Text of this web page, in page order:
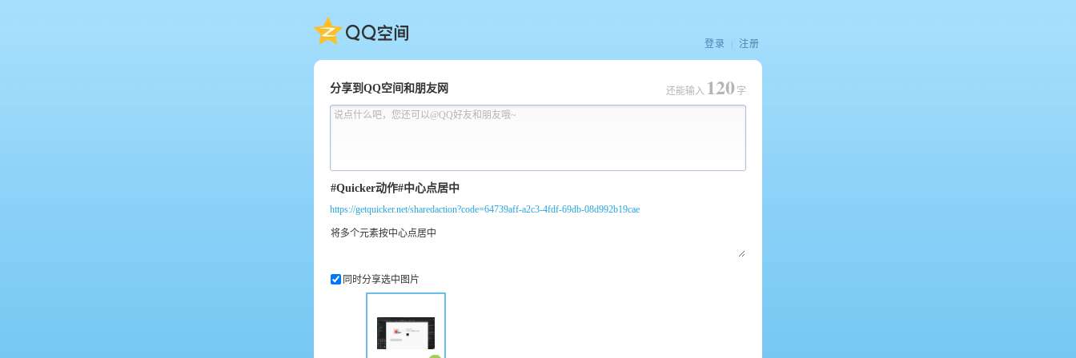
QQ空间
登录 注册
分享到QQ空间和朋友网
说点什么吧，您还可以@QQ好友和朋友哦~
还能输入 120 字
https://getquicker.net/sharedaction?code=64739aff-a2c3-4fdf-69db-08d992b19cae
同时分享选中图片